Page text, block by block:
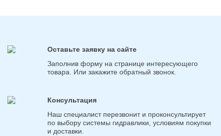
Оставьте заявку на сайте
Заполнив форму на странице интересующего
товара. Или закажите обратный звонок.
Консультация
Наш специалист перезвонит и проконсультирует
по выбору системы гидравлики, условиям покупки
и доставки.